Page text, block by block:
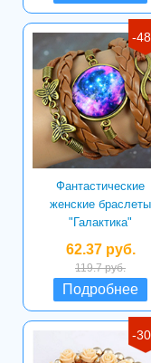
-
Фантастические
женские браслеты
"Галактика"
62.37 руб.
119.7 руб.
Подробнее
-